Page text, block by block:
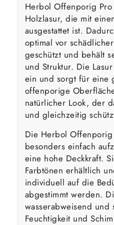
Herbol Offenporig Pro
Holzlasur, die mit
ausgestattet ist.
optimal vor
geschützt und behält
und Struktur. Die
ein und sorgt für eine
offenporige
natürlicher Look, der
und gleichzeitig
Die Herbol
besonders einfach
eine hohe Deckkraft.
Farbtönen erhältlich
individuell auf die
abgestimmt werden.
wasserabweisend und
Feuchtigkeit und